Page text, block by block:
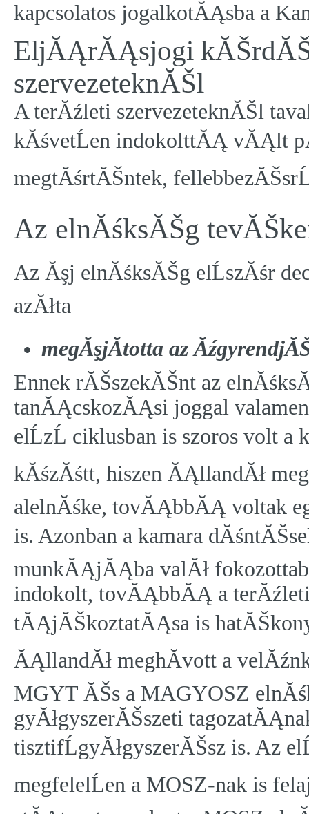
kapcsolatos jogalkotĂĄsba a
EljĂĄrĂĄsjogi
szervezeteknĂŠl
A terĂźleti szervezeteknĂŠl
kĂśvetĹen indokolttĂĄ vĂĄlt
megtĂśrtĂŠntek,
Az elnĂśksĂŠg
Az Ăşj elnĂśksĂŠg elĹszĂśr
azĂłta
megĂşjĂ­totta az
Ennek rĂŠszekĂŠnt az
tanĂĄcskozĂĄsi joggal
elĹzĹ ciklusban is szoros volt
kĂśzĂśtt, hiszen ĂĄllandĂł
alelnĂśke, tovĂĄbbĂĄ voltak
is. Azonban a kamara
munkĂĄjĂĄba valĂł
indokolt, tovĂĄbbĂĄ a
tĂĄjĂŠkoztatĂĄsa is
ĂĄllandĂł meghĂ­vott a
MGYT ĂŠs a MAGYOSZ
gyĂłgyszerĂŠszeti
tisztifĹgyĂłgyszerĂŠsz is. Az
megfelelĹen a MOSZ-nak is